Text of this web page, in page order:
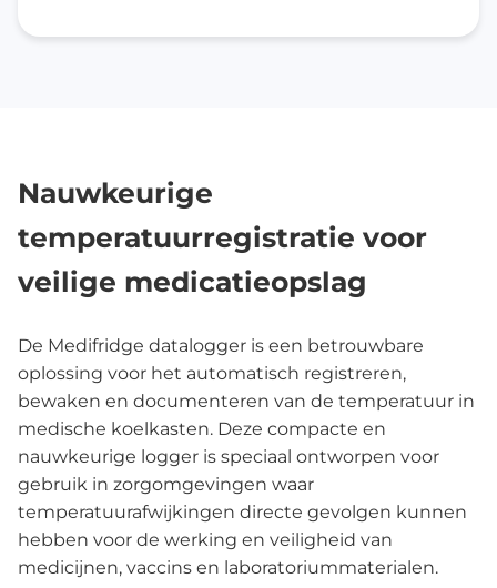
Nauwkeurige
temperatuurregistratie voor
veilige medicatieopslag
De Medifridge datalogger is een betrouwbare
oplossing voor het automatisch registreren,
bewaken en documenteren van de temperatuur in
medische koelkasten. Deze compacte en
nauwkeurige logger is speciaal ontworpen voor
gebruik in zorgomgevingen waar
temperatuurafwijkingen directe gevolgen kunnen
hebben voor de werking en veiligheid van
medicijnen, vaccins en laboratoriummaterialen.